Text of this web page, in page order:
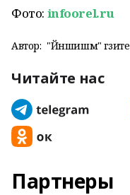
Фото: infoorel.ru
Автор: "Йәншишмә" гәзите
Читайте нас
Партнеры